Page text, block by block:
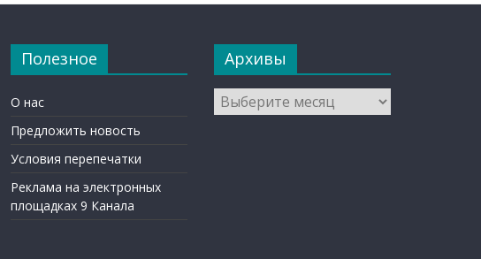
Полезное
О нас
Предложить новость
Условия перепечатки
Реклама на электронных
площадках 9 Канала
Архивы
Архивы